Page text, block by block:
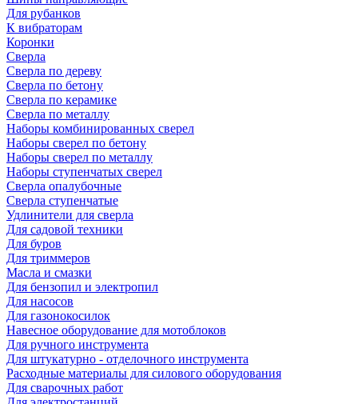
Для рубанков
К вибраторам
Коронки
Сверла
Сверла по дереву
Сверла по бетону
Сверла по керамике
Сверла по металлу
Наборы комбинированных сверел
Наборы сверел по бетону
Наборы сверел по металлу
Наборы ступенчатых сверел
Сверла опалубочные
Сверла ступенчатые
Удлинители для сверла
Для садовой техники
Для буров
Для триммеров
Масла и смазки
Для бензопил и электропил
Для насосов
Для газонокосилок
Навесное оборудование для мотоблоков
Для ручного инструмента
Для штукатурно - отделочного инструмента
Расходные материалы для силового оборудования
Для сварочных работ